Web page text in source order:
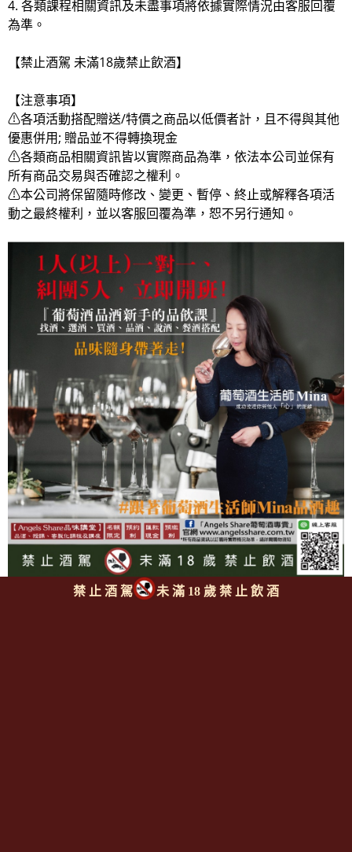
4. 各類課程相關資訊及未盡事項將依據實際情況由客服回覆
為準。
【禁止酒駕 未滿18歲禁止飲酒】
【注意事項】
⚠各項活動搭配贈送/特價之商品以低價者計，且不得與其他
優惠併用; 贈品並不得轉換現金
⚠各類商品相關資訊皆以實際商品為準，依法本公司並保有
所有商品交易與否確認之權利。
⚠本公司將保留隨時修改、變更、暫停、終止或解釋各項活
動之最終權利，並以客服回覆為準，恕不另行通知。
禁 止 酒 駕 未 滿 18 歲 禁 止 飲 酒